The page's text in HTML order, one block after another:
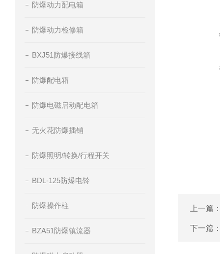
防爆动力配电箱
防爆动力检修箱
BXJ51防爆接线箱
防爆配电箱
防爆电磁启动配电箱
无火花防爆插销
防爆照明/转换/行程开关
BDL-125防爆电铃
防爆操作柱
BZA51防爆镇流器
上一篇
下一篇